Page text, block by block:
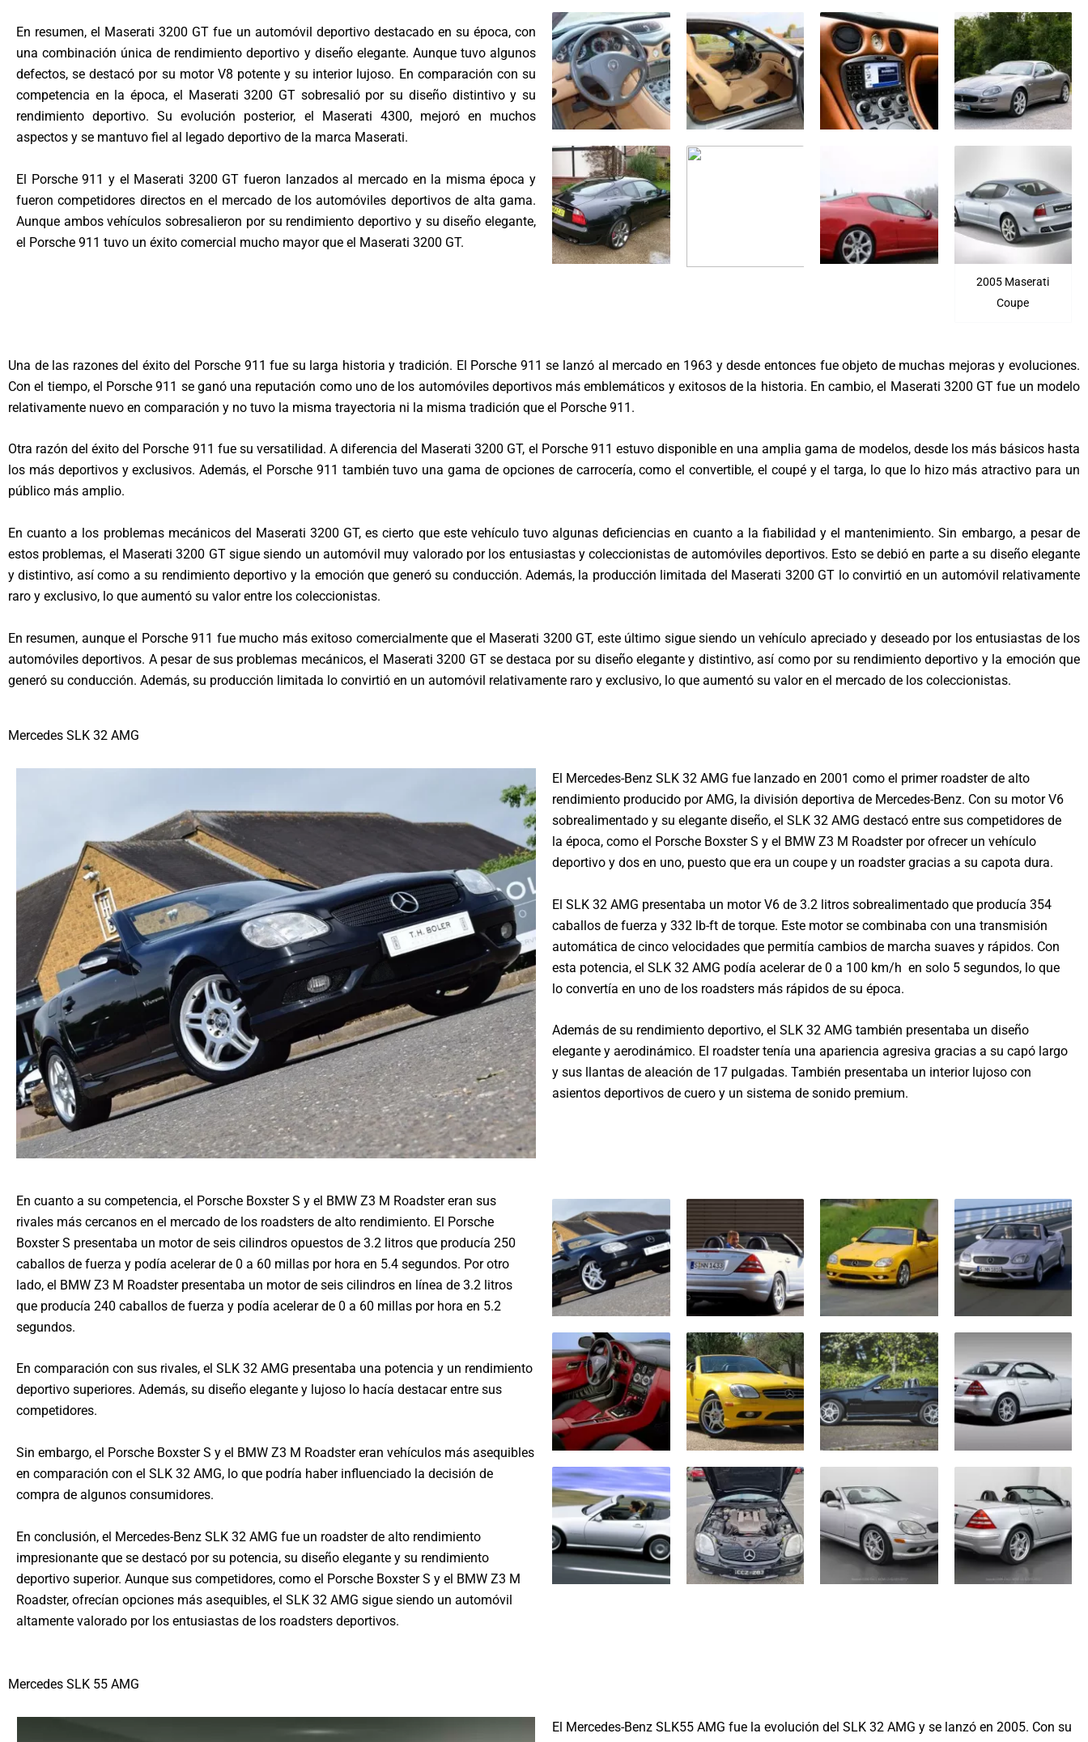
En resumen, el Maserati 3200 GT fue un automóvil deportivo destacado en su época, con
una combinación única de rendimiento deportivo y diseño elegante. Aunque tuvo algunos
defectos, se destacó por su motor V8 potente y su interior lujoso. En comparación con su
competencia en la época, el Maserati 3200 GT sobresalió por su diseño distintivo y su
rendimiento deportivo. Su evolución posterior, el Maserati 4300, mejoró en muchos
aspectos y se mantuvo fiel al legado deportivo de la marca Maserati.
El Porsche 911 y el Maserati 3200 GT fueron lanzados al mercado en la misma época y
fueron competidores directos en el mercado de los automóviles deportivos de alta gama.
Aunque ambos vehículos sobresalieron por su rendimiento deportivo y su diseño elegante,
el Porsche 911 tuvo un éxito comercial mucho mayor que el Maserati 3200 GT.
2005 Maserati
Coupe
Una de las razones del éxito del Porsche 911 fue su larga historia y tradición. El Porsche 911 se lanzó al mercado en 1963 y desde entonces fue objeto de muchas mejoras y evoluciones.
Con el tiempo, el Porsche 911 se ganó una reputación como uno de los automóviles deportivos más emblemáticos y exitosos de la historia. En cambio, el Maserati 3200 GT fue un modelo
relativamente nuevo en comparación y no tuvo la misma trayectoria ni la misma tradición que el Porsche 911.
Otra razón del éxito del Porsche 911 fue su versatilidad. A diferencia del Maserati 3200 GT, el Porsche 911 estuvo disponible en una amplia gama de modelos, desde los más básicos hasta
los más deportivos y exclusivos. Además, el Porsche 911 también tuvo una gama de opciones de carrocería, como el convertible, el coupé y el targa, lo que lo hizo más atractivo para un
público más amplio.
En cuanto a los problemas mecánicos del Maserati 3200 GT, es cierto que este vehículo tuvo algunas deficiencias en cuanto a la fiabilidad y el mantenimiento. Sin embargo, a pesar de
estos problemas, el Maserati 3200 GT sigue siendo un automóvil muy valorado por los entusiastas y coleccionistas de automóviles deportivos. Esto se debió en parte a su diseño elegante
y distintivo, así como a su rendimiento deportivo y la emoción que generó su conducción. Además, la producción limitada del Maserati 3200 GT lo convirtió en un automóvil relativamente
raro y exclusivo, lo que aumentó su valor entre los coleccionistas.
En resumen, aunque el Porsche 911 fue mucho más exitoso comercialmente que el Maserati 3200 GT, este último sigue siendo un vehículo apreciado y deseado por los entusiastas de los
automóviles deportivos. A pesar de sus problemas mecánicos, el Maserati 3200 GT se destaca por su diseño elegante y distintivo, así como por su rendimiento deportivo y la emoción que
generó su conducción. Además, su producción limitada lo convirtió en un automóvil relativamente raro y exclusivo, lo que aumentó su valor en el mercado de los coleccionistas.
Mercedes SLK 32 AMG
El Mercedes-Benz SLK 32 AMG fue lanzado en 2001 como el primer roadster de alto
rendimiento producido por AMG, la división deportiva de Mercedes-Benz. Con su motor V6
sobrealimentado y su elegante diseño, el SLK 32 AMG destacó entre sus competidores de
la época, como el Porsche Boxster S y el BMW Z3 M Roadster por ofrecer un vehículo
deportivo y dos en uno, puesto que era un coupe y un roadster gracias a su capota dura.
El SLK 32 AMG presentaba un motor V6 de 3.2 litros sobrealimentado que producía 354
caballos de fuerza y 332 lb-ft de torque. Este motor se combinaba con una transmisión
automática de cinco velocidades que permitía cambios de marcha suaves y rápidos. Con
esta potencia, el SLK 32 AMG podía acelerar de 0 a 100 km/h en solo 5 segundos, lo que
lo convertía en uno de los roadsters más rápidos de su época.
Además de su rendimiento deportivo, el SLK 32 AMG también presentaba un diseño
elegante y aerodinámico. El roadster tenía una apariencia agresiva gracias a su capó largo
y sus llantas de aleación de 17 pulgadas. También presentaba un interior lujoso con
asientos deportivos de cuero y un sistema de sonido premium.
En cuanto a su competencia, el Porsche Boxster S y el BMW Z3 M Roadster eran sus
rivales más cercanos en el mercado de los roadsters de alto rendimiento. El Porsche
Boxster S presentaba un motor de seis cilindros opuestos de 3.2 litros que producía 250
caballos de fuerza y podía acelerar de 0 a 60 millas por hora en 5.4 segundos. Por otro
lado, el BMW Z3 M Roadster presentaba un motor de seis cilindros en línea de 3.2 litros
que producía 240 caballos de fuerza y podía acelerar de 0 a 60 millas por hora en 5.2
segundos.
En comparación con sus rivales, el SLK 32 AMG presentaba una potencia y un rendimiento
deportivo superiores. Además, su diseño elegante y lujoso lo hacía destacar entre sus
competidores.
Sin embargo, el Porsche Boxster S y el BMW Z3 M Roadster eran vehículos más asequibles
en comparación con el SLK 32 AMG, lo que podría haber influenciado la decisión de
compra de algunos consumidores.
En conclusión, el Mercedes-Benz SLK 32 AMG fue un roadster de alto rendimiento
impresionante que se destacó por su potencia, su diseño elegante y su rendimiento
deportivo superior. Aunque sus competidores, como el Porsche Boxster S y el BMW Z3 M
Roadster, ofrecían opciones más asequibles, el SLK 32 AMG sigue siendo un automóvil
altamente valorado por los entusiastas de los roadsters deportivos.
Mercedes SLK 55 AMG
El Mercedes-Benz SLK55 AMG fue la evolución del SLK 32 AMG y se lanzó en 2005. Con su